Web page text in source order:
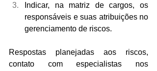
Indicar, na matriz de cargos, os
responsáveis e suas atribuições no
gerenciamento de riscos.
Respostas planejadas aos riscos,
contato com especialistas nos